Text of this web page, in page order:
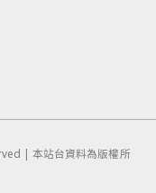
| 本站台資料為版權所